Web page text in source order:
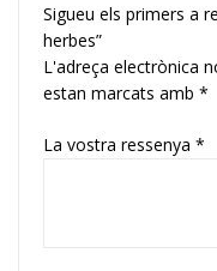
Sigueu els primers a
herbes”
L'adreça electrònica
estan marcats amb *
La vostra ressenya *